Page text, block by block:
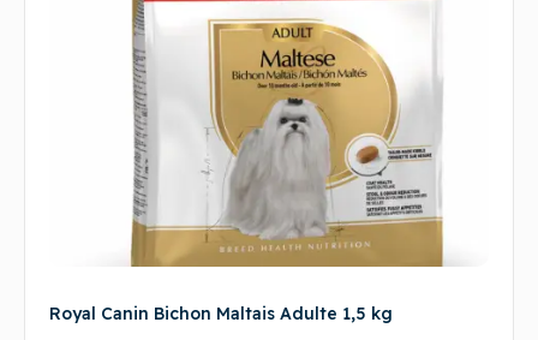
Royal Canin Bichon Maltais Adulte 1,5 kg